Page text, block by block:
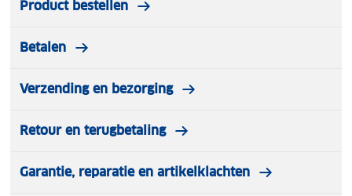
Product bestellen
Betalen
Verzending en bezorging
Retour en terugbetaling
Garantie, reparatie en artikelklachten